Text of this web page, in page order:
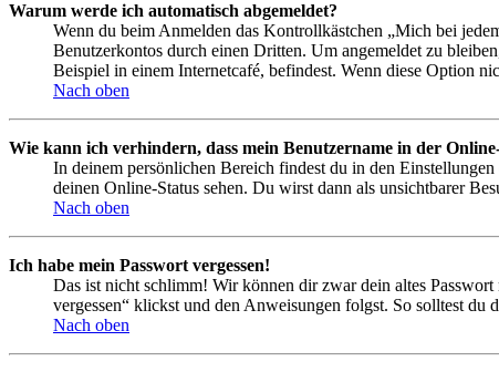
Warum werde ich automatisch abgemeldet?
Wenn du beim Anmelden das Kontrollkästchen „Mich bei
Benutzerkontos durch einen Dritten. Um angemeldet zu
Beispiel in einem Internetcafé, befindest. Wenn diese Option
Nach oben
Wie kann ich verhindern, dass mein Benutzername in der
In deinem persönlichen Bereich findest du in den
deinen Online-Status sehen. Du wirst dann als unsichtbarer
Nach oben
Ich habe mein Passwort vergessen!
Das ist nicht schlimm! Wir können dir zwar dein altes
vergessen“ klickst und den Anweisungen folgst. So solltest du
Nach oben